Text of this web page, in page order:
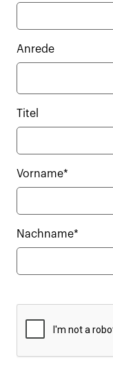
Anrede
Titel
Vorname*
Nachname*